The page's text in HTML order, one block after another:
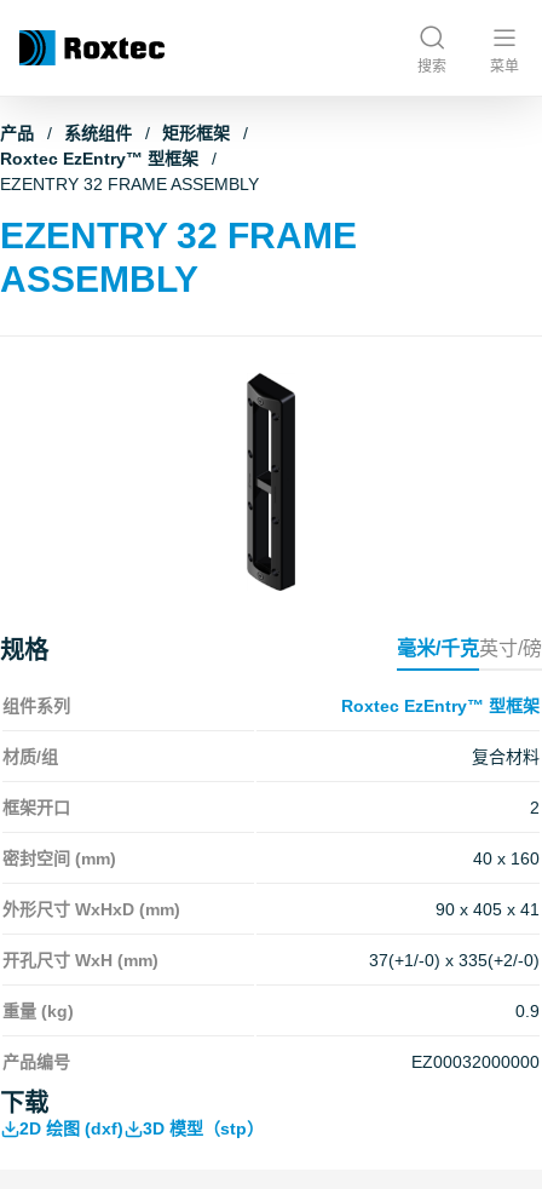
搜索 菜单
产品 系统组件
矩形框架
Roxtec EzEntry™ 型框架
EZENTRY 32 FRAME ASSEMBLY
EZENTRY 32 FRAME
ASSEMBLY
规格 毫米/千克英寸/磅
组件系列 Roxtec EzEntry™ 型框架
材质/组 复合材料
框架开口 2
密封空间 (mm) 40 x 160
外形尺寸 WxHxD (mm) 90 x 405 x 41
开孔尺寸 WxH (mm) 37(+1/-0) x 335(+2/-0)
重量 (kg) 0.9
产品编号 EZ00032000000
下载
2D 绘图 (dxf) 3D 模型（stp）